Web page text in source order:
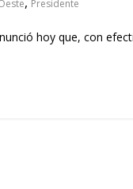
Presidente
hoy que, con